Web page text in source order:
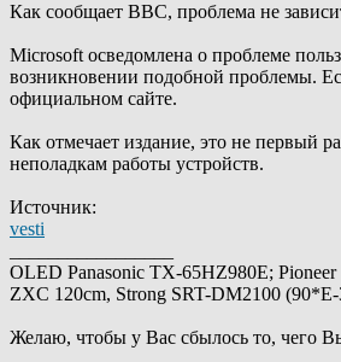
Как сообщает BBC, проблема не
Мicrosoft осведомлена о проблеме
возникновении подобной проблемы.
официальном сайте.
Как отмечает издание, это не первый
неполадкам работы устройств.
Источник:
vesti
OLED Panasonic TX-65HZ980E;
ZXC 120cm, Strong SRT-DM2100
Желаю, чтобы у Вас сбылось то, чего